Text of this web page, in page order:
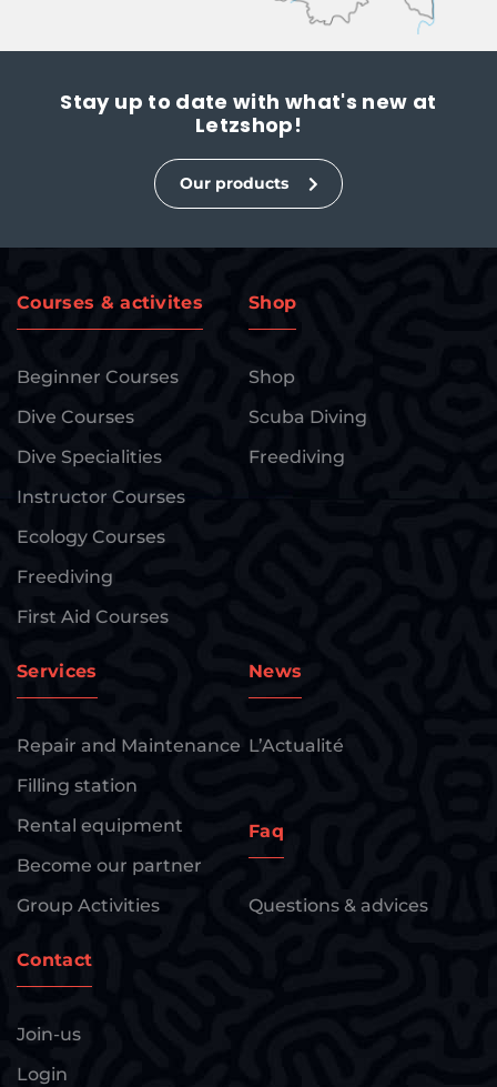
Stay up to date with what's new at
Letzshop!
Our products
Courses & activites
Beginner Courses
Dive Courses
Dive Specialities
Instructor Courses
Ecology Courses
Freediving
First Aid Courses
Shop
Shop
Scuba Diving
Freediving
Services
Repair and Maintenance
Filling station
Rental equipment
Become our partner
Group Activities
News
L’Actualité
Faq
Questions & advices
Contact
Join-us
Login